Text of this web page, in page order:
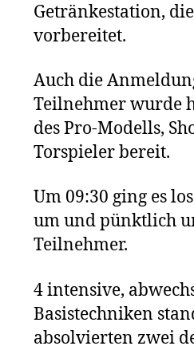
Getränkestation,
vorbereitet.
Auch die
Teilnehmer wurde
des Pro-Modells,
Torspieler bereit.
Um 09:30 ging es
um und pünktlich
Teilnehmer.
4 intensive,
Basistechniken
absolvierten zwei